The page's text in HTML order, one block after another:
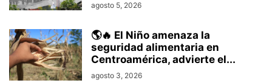
agosto 5, 2026
🌎🔥 El Niño amenaza la
seguridad alimentaria en
Centroamérica, advierte el...
agosto 3, 2026